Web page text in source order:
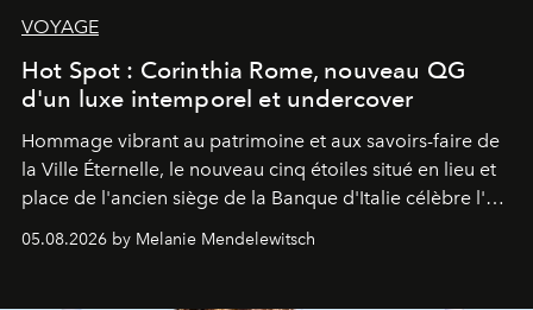
VOYAGE
Hot Spot : Corinthia Rome, nouveau QG
d'un luxe intemporel et undercover
Hommage vibrant au patrimoine et aux savoirs-faire de
la Ville Éternelle, le nouveau cinq étoiles situé en lieu et
place de l'ancien siège de la Banque d'Italie célèbre l'art
de vivre Romain dans toute son élégance intemporelle.
05.08.2026 by Melanie Mendelewitsch